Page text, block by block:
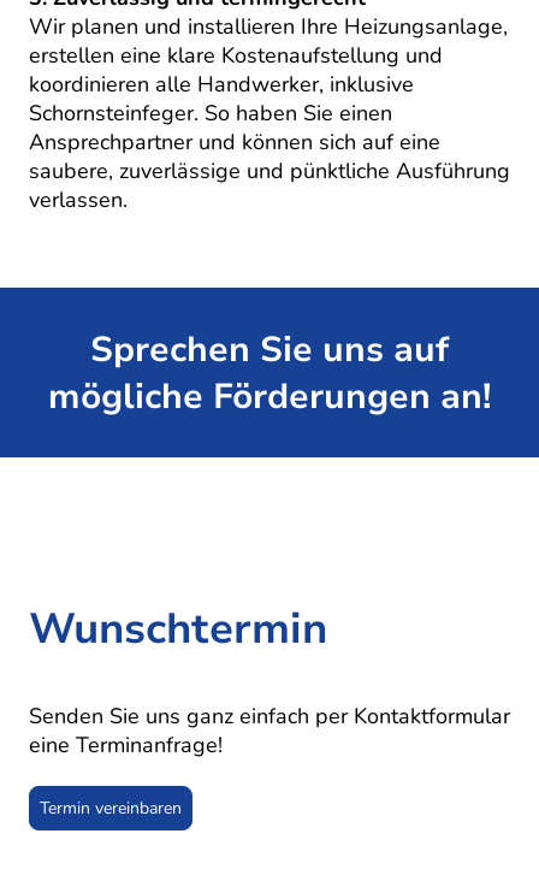
Wir planen und installieren Ihre Heizungsanlage,
erstellen eine klare Kostenaufstellung und
koordinieren alle Handwerker, inklusive
Schornsteinfeger. So haben Sie einen
Ansprechpartner und können sich auf eine
saubere, zuverlässige und pünktliche Ausführung
verlassen.
Sprechen Sie uns auf
mögliche Förderungen an!
Wunschtermin
Senden Sie uns ganz einfach per Kontaktformular
eine Terminanfrage!
Termin vereinbaren